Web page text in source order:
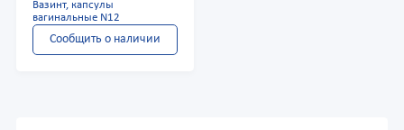
Вазинт, капсулы
вагинальные N12
Сообщить о наличии